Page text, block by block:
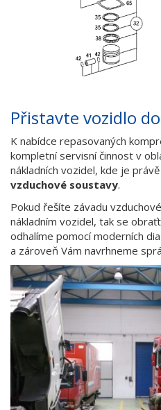
Přistavte vozidlo
K nabídce repasovaných
kompletní servisní činnost v
nákladních vozidel, kde je
vzduchové soustavy.
Pokud řešíte závadu
nákladním vozidel, tak se
odhalíme pomocí moderních
a zároveň Vám navrhneme